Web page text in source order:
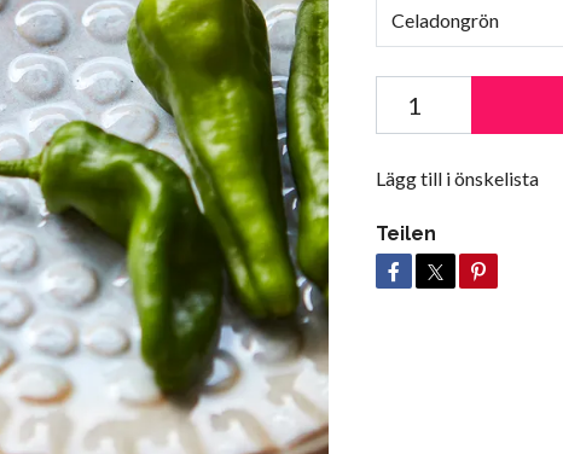
Celadongrön
Lägg till i önskelista
Teilen